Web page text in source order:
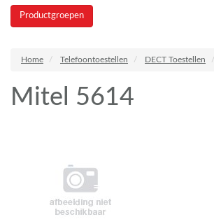
Productgroepen
Home Telefoontoestellen DECT Toestellen
Mitel 5614